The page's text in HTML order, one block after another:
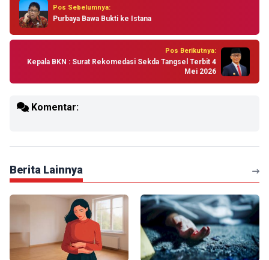
Pos Sebelumnya:
Purbaya Bawa Bukti ke Istana
Pos Berikutnya:
Kepala BKN : Surat Rekomedasi Sekda Tangsel Terbit 4
Mei 2026
Komentar:
Berita Lainnya